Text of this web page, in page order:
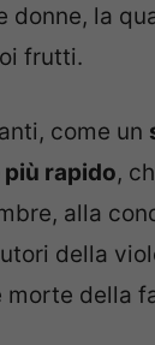
donne, la
frutti.
come un
rapido,
alla
della
morte della